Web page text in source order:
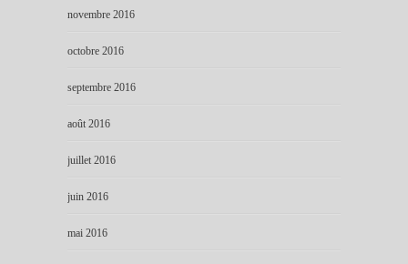
novembre 2016
octobre 2016
septembre 2016
août 2016
juillet 2016
juin 2016
mai 2016